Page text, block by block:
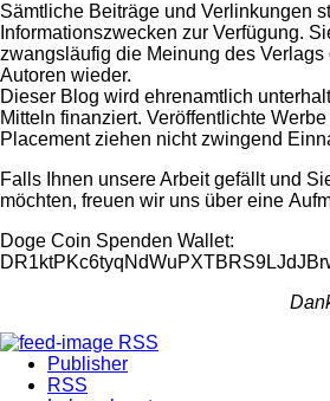
Sämtliche Beiträge und Verlinkungen
Informationszwecken zur Verfügung.
zwangsläufig die Meinung des
Autoren wieder.
Dieser Blog wird ehrenamtlich
Mitteln finanziert. Veröffentlichte
Placement ziehen nicht zwingend
Falls Ihnen unsere Arbeit gefällt und
möchten, freuen wir uns über eine
Doge Coin Spenden Wallet:
RSS
Publisher
RSS